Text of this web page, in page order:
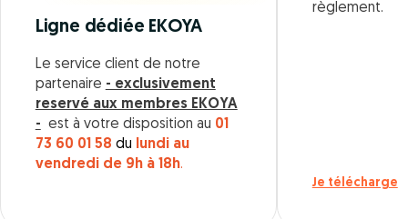
Ligne dédiée EKOYA
Le service client de notre
partenaire - exclusivement
reservé aux membres EKOYA
- est à votre disposition au 01
73 60 01 58 du
lundi au
vendredi de 9h à 18h.
règlement.
Je télécharge